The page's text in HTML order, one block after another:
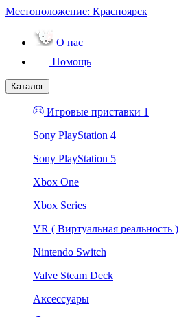
Местоположение: Красноярск
О нас
Помощь
Каталог
Игровые приставки 1
Sony PlayStation 4
Sony PlayStation 5
Xbox One
Xbox Series
VR ( Виртуальная реальность )
Nintendo Switch
Valve Steam Deck
Аксессуары